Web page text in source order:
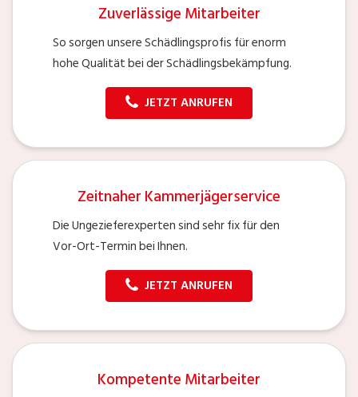
Zuverlässige Mitarbeiter
So sorgen unsere Schädlingsprofis für enorm
hohe Qualität bei der Schädlingsbekämpfung.
JETZT ANRUFEN
Zeitnaher Kammerjägerservice
Die Ungezieferexperten sind sehr fix für den
Vor-Ort-Termin bei Ihnen.
JETZT ANRUFEN
Kompetente Mitarbeiter